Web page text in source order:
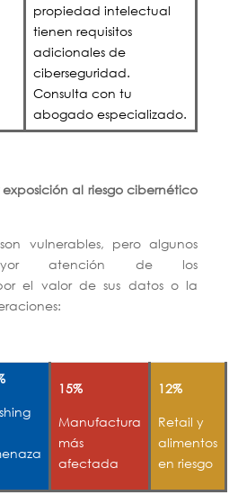
propiedad intelectual
tienen requisitos
adicionales de
ciberseguridad.
Consulta con tu
abogado especializado.
al riesgo cibernético
vulnerables, pero algunos
atención de los
el valor de sus datos o la
15%
Manufactura
más
afectada
12%
Retail y
alimentos
en riesgo